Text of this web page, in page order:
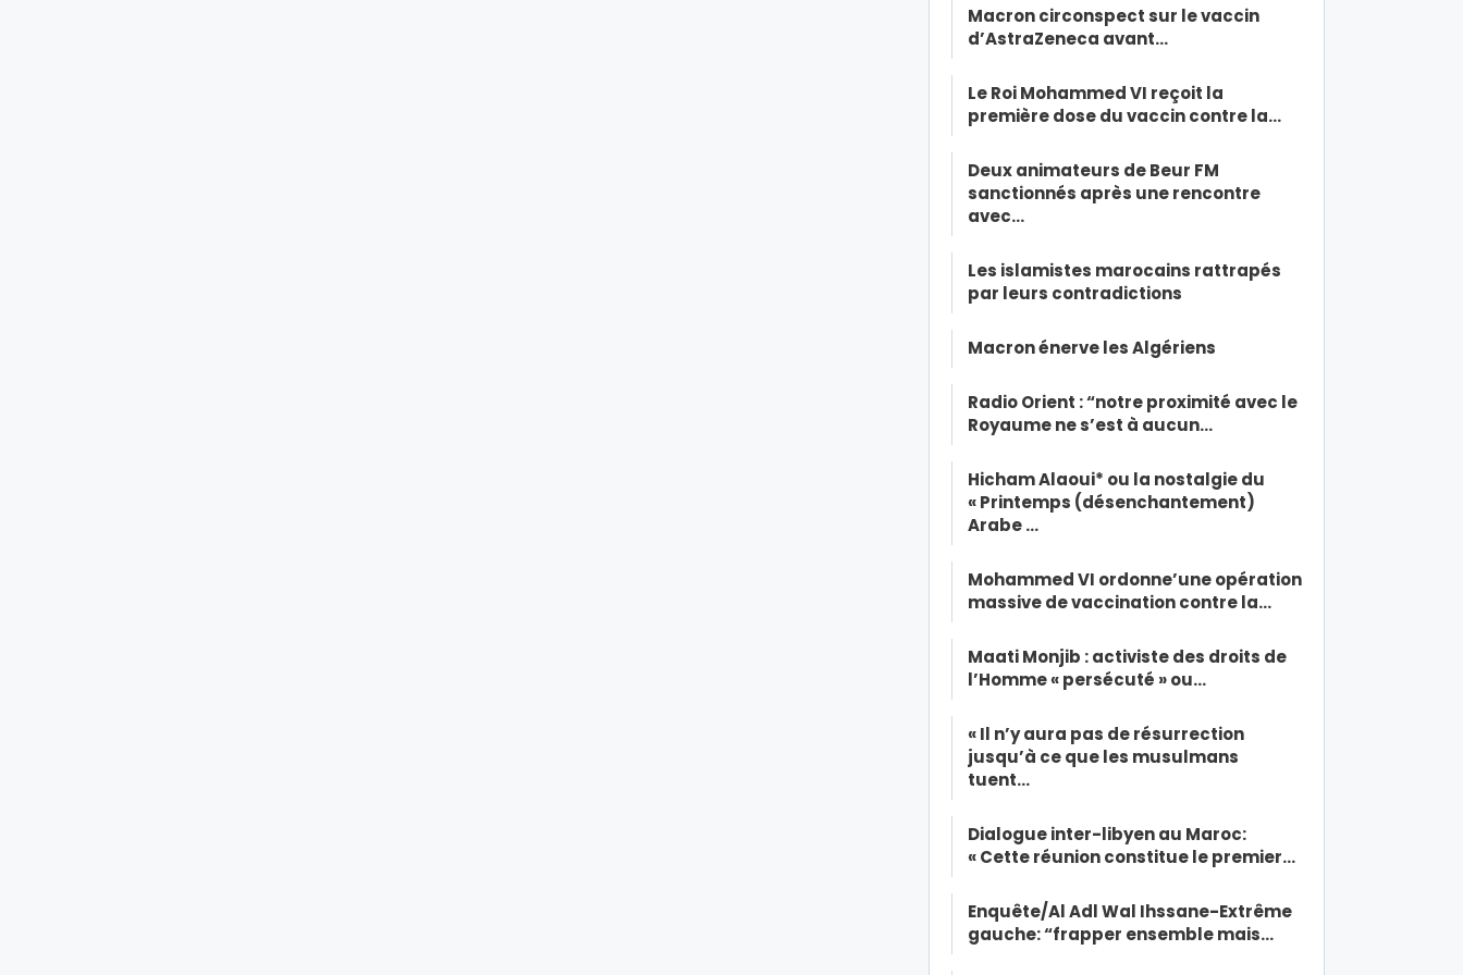
Macron circonspect sur le vaccin
d’AstraZeneca avant…
Le Roi Mohammed VI reçoit la
première dose du vaccin contre la…
Deux animateurs de Beur FM
sanctionnés après une rencontre
avec…
Les islamistes marocains rattrapés
par leurs contradictions
Macron énerve les Algériens
Radio Orient : “notre proximité avec le
Royaume ne s’est à aucun…
Hicham Alaoui* ou la nostalgie du
« Printemps (désenchantement)
Arabe …
Mohammed VI ordonne’une opération
massive de vaccination contre la…
Maati Monjib : activiste des droits de
l’Homme « persécuté » ou…
« Il n’y aura pas de résurrection
jusqu’à ce que les musulmans
tuent…
Dialogue inter-libyen au Maroc:
« Cette réunion constitue le premier…
Enquête/Al Adl Wal Ihssane-Extrême
gauche: “frapper ensemble mais…